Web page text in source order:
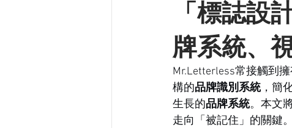
「標誌設
牌系統、
Mr.Letterless常接觸到
構的品牌識別系統 ，簡
生長的品牌系統。本文
走向「被記住」的關鍵。